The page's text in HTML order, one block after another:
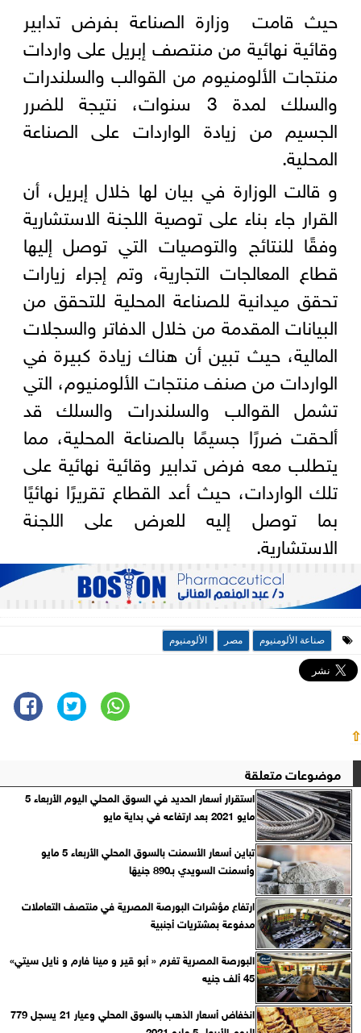
حيث قامت وزارة الصناعة بفرض تدابير
وقائية نهائية من منتصف إبريل على واردات
منتجات الألومنيوم من القوالب والسلندرات
والسلك لمدة 3 سنوات، نتيجة للضرر
الجسيم من زيادة الواردات على الصناعة
المحلية.
و قالت الوزارة في بيان لها خلال إبريل، أن
القرار جاء بناء على توصية اللجنة الاستشارية
وفقًا للنتائج والتوصيات التي توصل إليها
قطاع المعالجات التجارية، وتم إجراء زيارات
تحقق ميدانية للصناعة المحلية للتحقق من
البيانات المقدمة من خلال الدفاتر والسجلات
المالية، حيث تبين أن هناك زيادة كبيرة في
الواردات من صنف منتجات الألومنيوم، التي
تشمل القوالب والسلندرات والسلك قد
ألحقت ضررًا جسيمًا بالصناعة المحلية، مما
يتطلب معه فرض تدابير وقائية نهائية على
تلك الواردات، حيث أعد القطاع تقريرًا نهائيًا
بما توصل إليه للعرض على اللجنة
الاستشارية.
صناعة الألومنيوم مصر الألومنيوم
⇧
موضوعات متعلقة
استقرار أسعار الحديد في السوق المحلي اليوم الأربعاء 5
مايو 2021 بعد ارتفاعه في بداية مايو
تباين أسعار الأسمنت بالسوق المحلي الأربعاء 5 مايو
وأسمنت السويدي بـ890 جنيهًا
ارتفاع مؤشرات البورصة المصرية في منتصف التعاملات
مدفوعة بمشتريات أجنبية
البورصة المصرية تغرم « أبو قير و مينا فارم و نايل سيتي»
45 ألف جنيه
انخفاض أسعار الذهب بالسوق المحلي وعيار 21 يسجل 779